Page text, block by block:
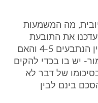
מה המשמעות
שהנתבעים 1-3 לא עדכנו את התובעת
בהתקדמות ההתקשרות בינם לבין הנתבעים 4-5 והאם
יש בו בכדי להקים
של דבר לא
מכח ההסכם בינם לבין